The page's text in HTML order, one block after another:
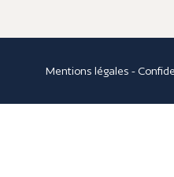
Mentions légales -